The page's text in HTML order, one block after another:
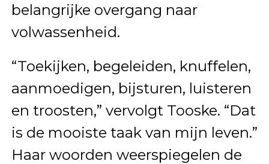
belangrijke overgang naar
volwassenheid.
“Toekijken, begeleiden, knuffelen,
aanmoedigen, bijsturen, luisteren
en troosten,” vervolgt Tooske. “Dat
is de mooiste taak van mijn leven.”
Haar woorden weerspiegelen de